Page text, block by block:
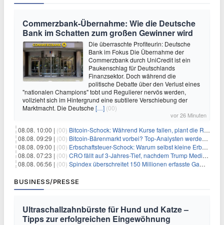
Commerzbank-Übernahme: Wie die Deutsche
Bank im Schatten zum großen Gewinner wird
Die überraschte Profiteurin: Deutsche
Bank im Fokus Die Übernahme der
Commerzbank durch UniCredit ist ein
Paukenschlag für Deutschlands
Finanzsektor. Doch während die
politische Debatte über den Verlust eines
"nationalen Champions" tobt und Regulierer nervös werden,
vollzieht sich im Hintergrund eine subtilere Verschiebung der
Marktmacht. Die Deutsche […] (00)
vor 26 Minuten
08.08. 10:00 | (00) Bitcoin-Schock: Während Kurse fallen, plant die Regierung die Steuer-Bombe
08.08. 09:29 | (00) Bitcoin-Bärenmarkt vorbei? Top-Analysten werden optimistisch, aber die Geschichte sagt etwas anderes
08.08. 09:00 | (00) Erbschaftsteuer-Schock: Warum selbst kleine Erbschaften den Fiskus Millionen kosten
08.08. 07:23 | (00) CRO fällt auf 3-Jahres-Tief, nachdem Trump Media zwei große Crypto.com-Deals storniert
08.08. 06:56 | (00) Spindex überschreitet 150 Millionen erfasste Gaming-Ereignisse in Echtzeit-Datenpipeline
BUSINESS/PRESSE
Ultraschallzahnbürste für Hund und Katze –
Tipps zur erfolgreichen Eingewöhnung